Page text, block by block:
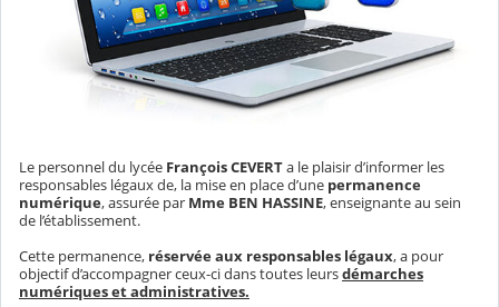
Le personnel du lycée François CEVERTa le plaisir d’informer les
responsables légaux de, la mise en place d’une permanence
numérique, assurée par Mme BEN HASSINE, enseignante au sein
de l’établissement.
Cette permanence, réservée aux responsables légaux, a pour
objectif d’accompagner ceux-ci dans toutes leursdémarches
numériques et administratives.